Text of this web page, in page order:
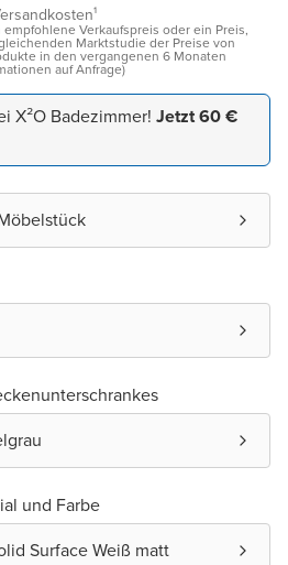
Verkaufspreis oder ein Preis,
Marktstudie der Preise von
in den vergangenen 6 Monaten
auf Anfrage)
X²O Badezimmer! Jetzt 60 €
und Farbe
Surface Weiß matt